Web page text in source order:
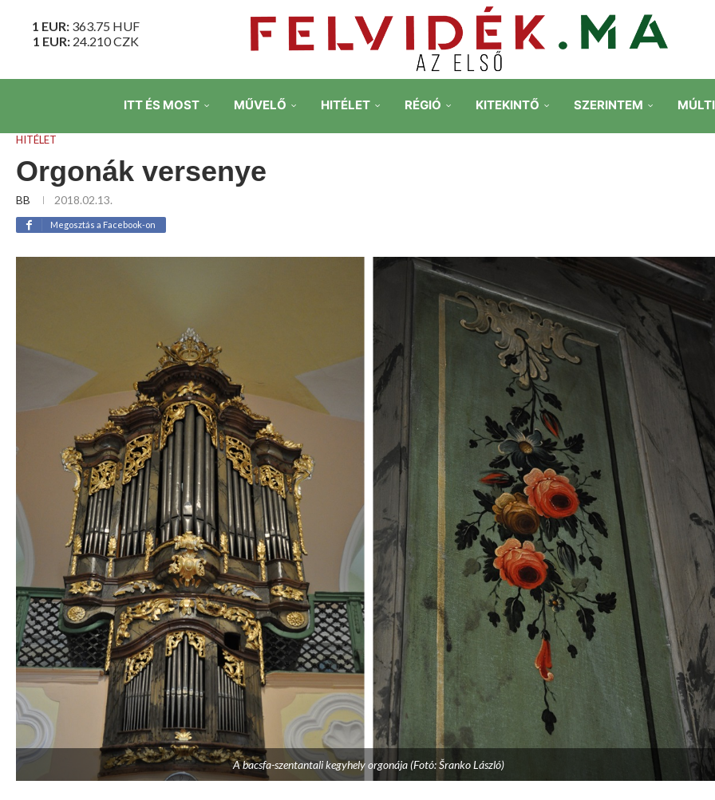
1 EUR: 363.75 HUF
1 EUR: 24.210CZK
ITT ÉS MOST MŰVELŐ HITÉLET RÉGIÓ KITEKINTŐ SZERINTEM
HITÉLET
Orgonák versenye
BB 2018.02.13.
Megosztás a Facebook-on
A bacsfa-szentantali kegyhely orgonája (Fotó: Šranko László)